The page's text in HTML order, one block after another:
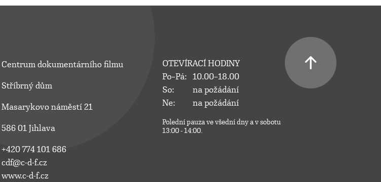
Centrum dokumentárního filmu
Stříbrný dům
Masarykovo náměstí 21
586 01 Jihlava
+420 774 101 686
cdf@c-d-f.cz
www.c-d-f.cz
OTEVÍRACÍ HODINY
Po–Pá:
10.00–18.00
So:
na požádání
Ne:
na požádání
Polední pauza ve všední dny a v sobotu
13:00 - 14:00.